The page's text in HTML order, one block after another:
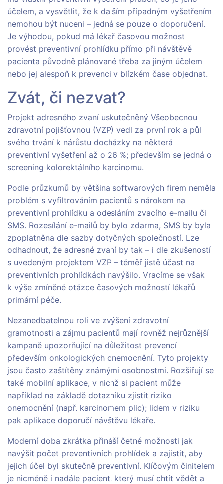
účelem, a vysvětlit, že k dalším případným vyšetřením
nemohou být nuceni – jedná se pouze o doporučení.
Je výhodou, pokud má lékař časovou možnost
provést preventivní prohlídku přímo při návštěvě
pacienta původně plánované třeba za jiným účelem
nebo jej alespoň k prevenci v blízkém čase objednat.
Zvát, či nezvat?
Projekt adresného zvaní uskutečněný Všeobecnou
zdravotní pojišťovnou (VZP) vedl za první rok a půl
svého trvání k nárůstu docházky na některá
preventivní vyšetření až o 26 %; především se jedná o
screening kolorektálního karcinomu.
Podle průzkumů by většina softwarových firem neměla
problém s vyfiltrováním pacientů s nárokem na
preventivní prohlídku a odesláním zvacího e-mailu či
SMS. Rozesílání e-mailů by bylo zdarma, SMS by byla
zpoplatněna dle sazby dotyčných společností. Lze
odhadnout, že adresné zvaní by tak – i dle zkušeností
s uvedeným projektem VZP – téměř jistě účast na
preventivních prohlídkách navýšilo. Vracíme se však
k výše zmíněné otázce časových možností lékařů
primární péče.
Nezanedbatelnou roli ve zvýšení zdravotní
gramotnosti a zájmu pacientů mají rovněž nejrůznější
kampaně upozorňující na důležitost prevencí
především onkologických onemocnění. Tyto projekty
jsou často zaštítěny známými osobnostmi. Rozšiřují se
také mobilní aplikace, v nichž si pacient může
například na základě dotazníku zjistit riziko
onemocnění (např. karcinomem plic); lidem v riziku
pak aplikace doporučí návštěvu lékaře.
Moderní doba zkrátka přináší četné možnosti jak
navýšit počet preventivních prohlídek a zajistit, aby
jejich účel byl skutečně preventivní. Klíčovým činitelem
je nicméně i nadále pacient, který musí chtít vědět a